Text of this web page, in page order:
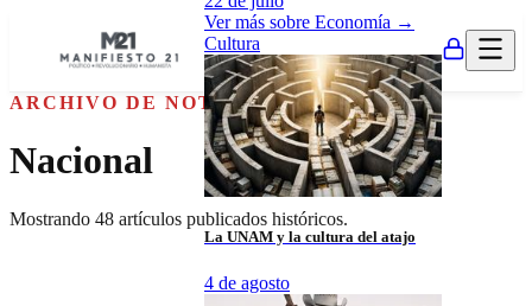
Ver más sobre Economía →
Cultura
La UNAM y la cultura del atajo
4 de agosto
ARCHIVO DE NOTICIAS
Nacional
Mostrando 48 artículos publicados históricos.